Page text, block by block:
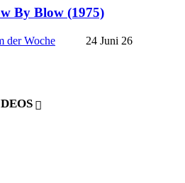
By Blow (1975)
der Woche 24 Juni 26